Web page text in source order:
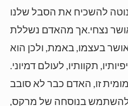
להשכיח את הסבל שלנו
נצחי.אך מהאדם נשללת
בעצמו, באמת, ולכן הוא
תקוותיו, לעולם דמיוני.
זו, האדם כבר לא סובב
להשתמש בנוסחה של מרקס,